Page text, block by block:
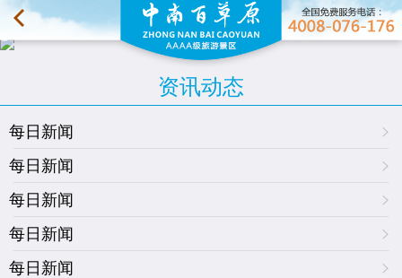
资讯动态
每日新闻
每日新闻
每日新闻
每日新闻
每日新闻